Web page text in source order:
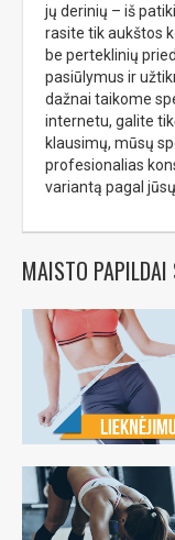
jų derinių – iš
rasite tik aukštos
be perteklinių
pasiūlymus ir
dažnai taikome
internetu, galite
klausimų, mūsų
profesionalias
variantą pagal
MAISTO